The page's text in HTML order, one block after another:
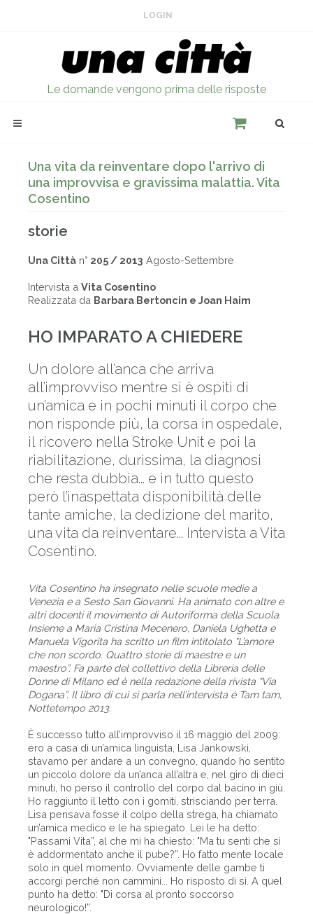
LOGIN
Le domande vengono prima delle risposte
Una vita da reinventare dopo l'arrivo di
una improvvisa e gravissima malattia. Vita
Cosentino
storie
Una Città n° 205 / 2013 Agosto-Settembre
Intervista a Vita Cosentino
Realizzata da Barbara Bertoncin e Joan Haim
HO IMPARATO A CHIEDERE
Un dolore all’anca che arriva
all’improvviso mentre si è ospiti di
un’amica e in pochi minuti il corpo che
non risponde più, la corsa in ospedale,
il ricovero nella Stroke Unit e poi la
riabilitazione, durissima, la diagnosi
che resta dubbia... e in tutto questo
però l’inaspettata disponibilità delle
tante amiche, la dedizione del marito,
una vita da reinventare... Intervista a Vita
Cosentino.
Vita Cosentino ha insegnato nelle scuole medie a
Venezia e a Sesto San Giovanni. Ha animato con altre e
altri docenti il movimento di Autoriforma della Scuola.
Insieme a Maria Cristina Mecenero, Daniela Ughetta e
Manuela Vigorita ha scritto un film intitolato "L’amore
che non scordo. Quattro storie di maestre e un
maestro”. Fa parte del collettivo della Libreria delle
Donne di Milano ed è nella redazione della rivista "Via
Dogana”. Il libro di cui si parla nell’intervista è Tam tam,
Nottetempo 2013.
È successo tutto all’improvviso il 16 maggio del 2009:
ero a casa di un’amica linguista, Lisa Jankowski,
stavamo per andare a un convegno, quando ho sentito
un piccolo dolore da un’anca all’altra e, nel giro di dieci
minuti, ho perso il controllo del corpo dal bacino in giù.
Ho raggiunto il letto con i gomiti, strisciando per terra.
Lisa pensava fosse il colpo della strega, ha chiamato
un’amica medico e le ha spiegato. Lei le ha detto:
"Passami Vita”, al che mi ha chiesto: "Ma tu senti che si
è addormentato anche il pube?”. Ho fatto mente locale
solo in quel momento. Ovviamente delle gambe ti
accorgi perché non cammini... Ho risposto di sì. A quel
punto ha detto: "Di corsa al pronto soccorso
neurologico!”.